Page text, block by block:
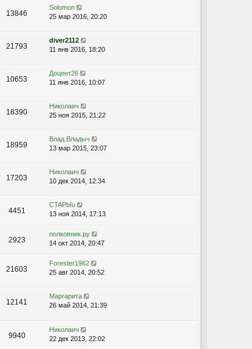
13846
Solomon
25 мар 2016, 20:20
21793
diver2112
11 янв 2016, 18:20
10653
Доцент26
11 янв 2016, 10:07
18390
Николаич
25 ноя 2015, 21:22
18959
Влад Владыч
13 мар 2015, 23:07
17203
Николаич
10 дек 2014, 12:34
4451
CTAPbIu
13 ноя 2014, 17:13
2923
полковник.ру
14 окт 2014, 20:47
21603
Forester1962
25 авг 2014, 20:52
12141
Маргарита
26 май 2014, 21:39
9940
Николаич
22 дек 2013, 22:02